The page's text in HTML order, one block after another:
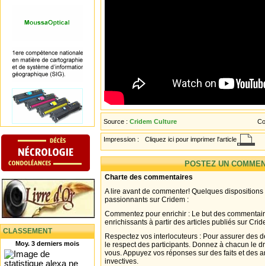
CLASSEMENT
Moy. 3 derniers mois
Source : Cridem Culture
Impression : Cliquez ici pour imprimer l'article
POSTEZ UN
Charte des commentaires
A lire avant de commenter! Quelques
passionnants sur Cridem :
Commentez pour enrichir : Le but des
enrichissants à partir des articles publiés sur
Respectez vos interlocuteurs : Pour assurer des
le respect des participants. Donnez à chacun le
vous. Appuyez vos réponses sur des faits et des
invectives.